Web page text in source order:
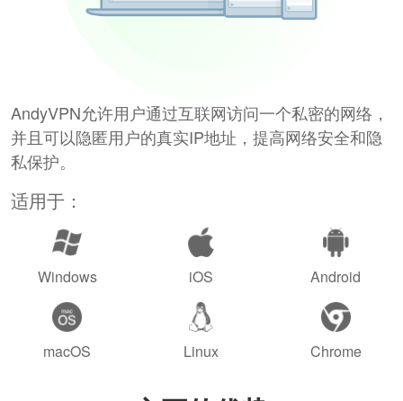
AndyVPN允许用户通过互联网访问一个私密的网络，
并且可以隐匿用户的真实IP地址，提高网络安全和隐
私保护。
适用于：
Windows iOS Android
macOS Linux Chrome